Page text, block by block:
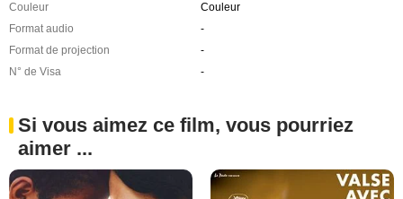
Couleur
Couleur
Format audio
-
Format de projection
-
N° de Visa
-
Si vous aimez ce film, vous pourriez
aimer ...